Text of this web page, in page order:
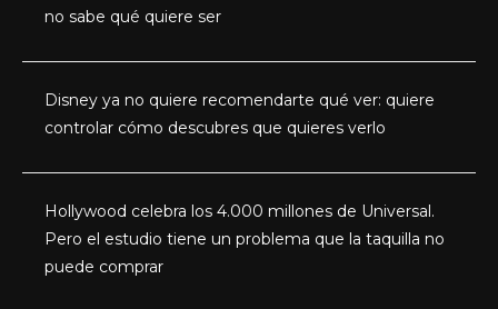
no sabe qué quiere ser
Disney ya no quiere recomendarte qué ver: quiere
controlar cómo descubres que quieres verlo
Hollywood celebra los 4.000 millones de Universal.
Pero el estudio tiene un problema que la taquilla no
puede comprar